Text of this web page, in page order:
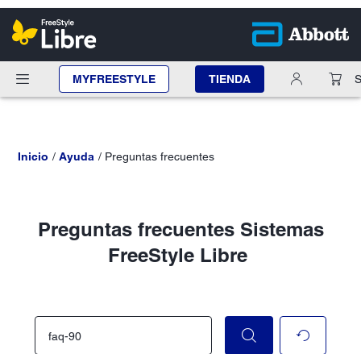
MYFREESTYLE TIENDA
Inicio Ayuda Preguntas frecuentes
Preguntas frecuentes Sistemas
FreeStyle Libre